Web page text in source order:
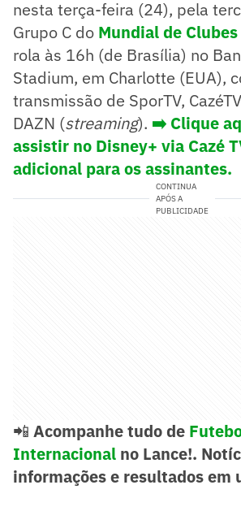
nesta terça-feira (24), pela
Grupo C do Mundial de
rola às 16h (de Brasília) no
Stadium, em Charlotte (EUA),
transmissão de SporTV,
DAZN (streaming). ➡️ Clique
assistir no Disney+ via Cazé
adicional para os assinantes.
CONTINUA
APÓS A
PUBLICIDADE
📲 Acompanhe tudo de
Internacional no Lance!.
informações e resultados em